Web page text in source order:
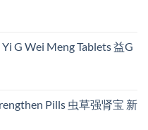
G Wei Meng Tablets 益G
Pills 虫草强肾宝 新